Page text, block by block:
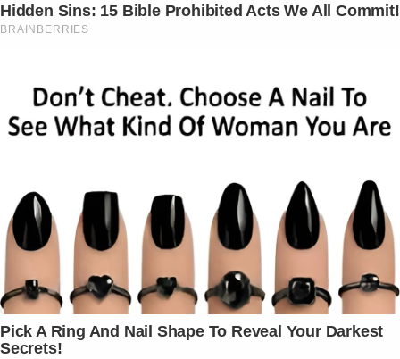
Hidden Sins: 15 Bible Prohibited Acts We All Commit!
BRAINBERRIES
Pick A Ring And Nail Shape To Reveal Your Darkest
Secrets!